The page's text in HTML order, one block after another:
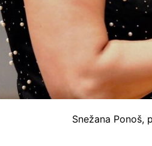
Snežana Ponoš,